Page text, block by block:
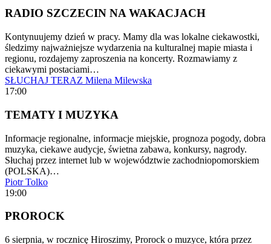
RADIO SZCZECIN NA WAKACJACH
Kontynuujemy dzień w pracy. Mamy dla was lokalne ciekawostki,
śledzimy najważniejsze wydarzenia na kulturalnej mapie miasta i
regionu, rozdajemy zaproszenia na koncerty. Rozmawiamy z
ciekawymi postaciami…
SŁUCHAJ TERAZ Milena Milewska
17:00
TEMATY I MUZYKA
Informacje regionalne, informacje miejskie, prognoza pogody, dobra
muzyka, ciekawe audycje, świetna zabawa, konkursy, nagrody.
Słuchaj przez internet lub w województwie zachodniopomorskiem
(POLSKA)…
Piotr Tolko
19:00
PROROCK
6 sierpnia, w rocznicę Hiroszimy, Prorock o muzyce, która przez